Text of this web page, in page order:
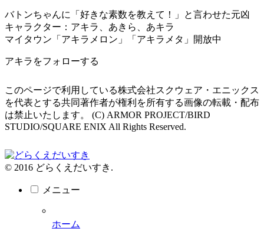
バトンちゃんに「好きな素数を教えて！」と言わせた元凶
キャラクター：アキラ、あきら、あキラ
マイタウン「アキラメロン」「アキラメタ」開放中
アキラをフォローする
このページで利用している株式会社スクウェア・エニックス
を代表とする共同著作者が権利を所有する画像の転載・配布
は禁止いたします。 (C) ARMOR PROJECT/BIRD
STUDIO/SQUARE ENIX All Rights Reserved.
© 2016 どらくえだいすき.
メニュー
ホーム